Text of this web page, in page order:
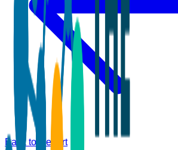
Back to Report